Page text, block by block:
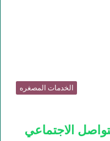
الخدمات المصغره
الاجتماعي